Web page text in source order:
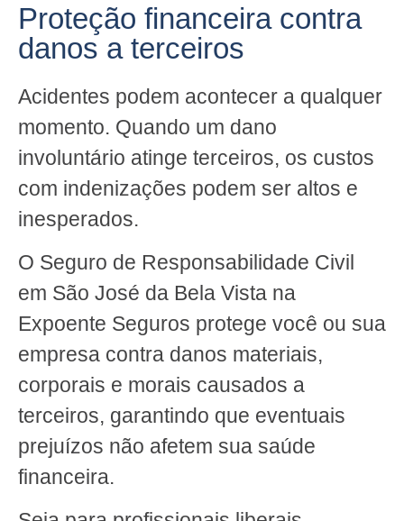
Proteção financeira contra
danos a terceiros
Acidentes podem acontecer a qualquer
momento. Quando um dano
involuntário atinge terceiros, os custos
com indenizações podem ser altos e
inesperados.
O Seguro de Responsabilidade Civil
em São José da Bela Vista na
Expoente Seguros protege você ou sua
empresa contra danos materiais,
corporais e morais causados a
terceiros, garantindo que eventuais
prejuízos não afetem sua saúde
financeira.